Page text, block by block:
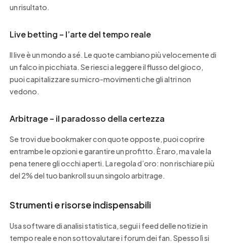
un risultato.
Live betting – l’arte del tempo reale
Il live è un mondo a sé. Le quote cambiano più velocemente di
un falco in picchiata. Se riesci a leggere il flusso del gioco,
puoi capitalizzare su micro-movimenti che gli altri non
vedono.
Arbitrage – il paradosso della certezza
Se trovi due bookmaker con quote opposte, puoi coprire
entrambe le opzioni e garantire un profitto. È raro, ma vale la
pena tenere gli occhi aperti. La regola d’oro: non rischiare più
del 2% del tuo bankroll su un singolo arbitrage.
Strumenti e risorse indispensabili
Usa software di analisi statistica, segui i feed delle notizie in
tempo reale e non sottovalutare i forum dei fan. Spesso lì si